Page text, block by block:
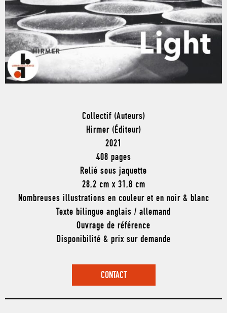
Collectif (Auteurs)
Hirmer (Éditeur)
2021
408 pages
Relié sous jaquette
28,2 cm x 31,8 cm
Nombreuses illustrations en couleur et en noir & blanc
Texte bilingue anglais / allemand
Ouvrage de référence
Disponibilité & prix sur demande
CONTACT